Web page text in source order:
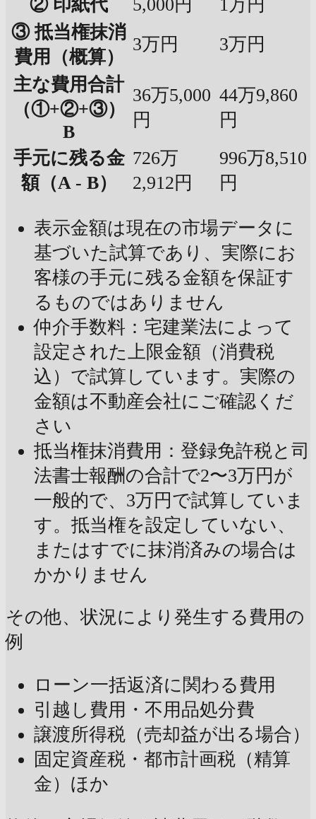
② 印紙代 5,000円
1万円
③ 抵当権抹消
費用（概算）
3万円
3万円
主な費用合計
（①+②+③）
B
36万5,000
円
44万9,860
円
手元に残る金
額（A - B）
726万
2,912円
996万8,510
円
表示金額は現在の市場データに
基づいた試算であり、実際にお
客様の手元に残る金額を保証す
るものではありません
仲介手数料：宅建業法によって
設定された上限金額（消費税
込）で試算しています。実際の
金額は不動産会社にご確認くだ
さい
抵当権抹消費用：登録免許税と司
法書士報酬の合計で2〜3万円が
一般的で、3万円で試算していま
す。抵当権を設定していない、
またはすでに抹消済みの場合は
かかりません
その他、状況により発生する費用の
例
ローン一括返済に関わる費用
引越し費用・不用品処分費
譲渡所得税（売却益が出る場合）
固定資産税・都市計画税（精算
金）ほか